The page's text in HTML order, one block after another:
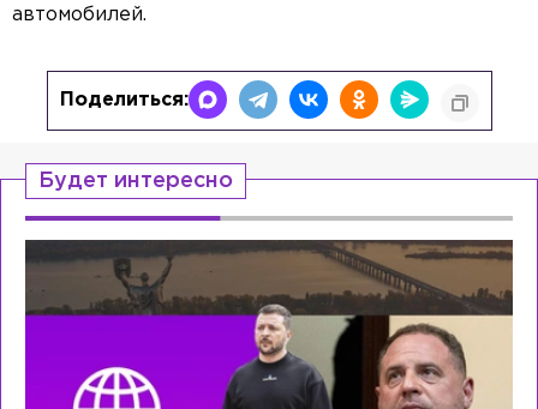
автомобилей.
Поделиться:
Будет интересно